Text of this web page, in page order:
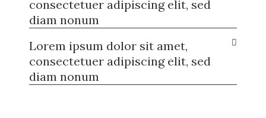
consectetuer adipiscing elit, sed
diam nonum
Lorem ipsum dolor sit amet,
consectetuer adipiscing elit, sed
diam nonum